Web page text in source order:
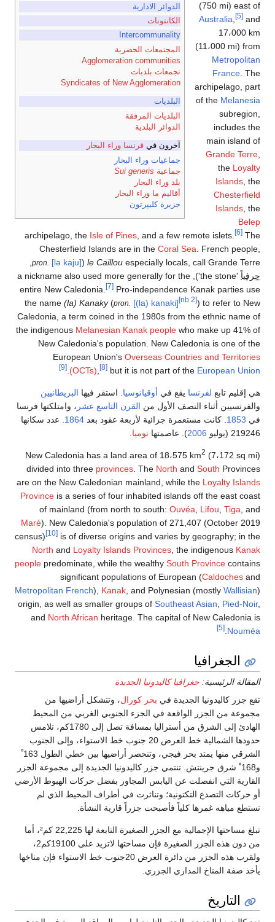
الدوائر الادارية
الكانتونات
Intercommunality
المجتمعات الحضرية
Agglomeration communities
تجمعات بلديات
Syndicates of New Agglomeration
البلديات
البلديات المرفقة
الدوائر البلدية
آخرون في فرنسا وراء البحار
جماعيات وراء البحار
جماعيةSui generis
بلد وراء البحار
أقاليم ما وراء البحار
جزيرة كليپرتون
(750 mi) east of
Australia, [5]and
17،000 km
(11،000 mi) from
Metropolitan
France . The
archipelago, part
of theMelanesia
subregion,
includes the
main island of
Grande Terre
theLoyalty
Islands , the
Chesterfield
Islands , the
Belep
archipelago, theIsle of Pines , and a few remote islets. [6]The
Chesterfield Islands are in theCoral Sea . French people,
especially locals, call Grande Terre
le Caillou
(
pron. [lə kaju]
,
حرفياً
'the stone'), a nickname also used more generally for the
entire New Caledonia.
[7]Pro-independence Kanak parties use
the name(la) Kanaky(pron. [(la) kanaki]
) to refer to New
Caledonia, a term coined in the 1980s from the ethnic name of
the indigenousMelanesian Kanak peoplewho make up 41% of
New Caledonia's population. New Caledonia is one of the
European Union'sOverseas Countries and Territories
(OCTs), [8]but it is not part of theEuropean Union
.
[9]
هي إقليم تابعلفرنسايقع في أوقيانوسيا. استقر فيهاالبريطانيين
والفرنسيين أثناء النصف الأول منالقرن التاسع عشر، وامتلكتها فرنسا
في 1853. كانت مستعمرة جزائية لأربعة عقود بعد1864. عدد سكانها
219246 (يوليو
2006). عاصمتهانوميا.
New Caledonia has a land area of 18،575 km 2(7،172 sq mi)
divided into threeprovinces . TheNorthandSouthProvinces
are on the New Caledonian mainland, while theLoyalty Islands
Provinceis a series of four inhabited islands off the east coast
of mainland (from north to south:Ouvéa ,Lifou ,Tiga , and
Maré). New Caledonia's population of 271,407 (October 2019
census)
[10]is of diverse origins and varies by geography; in the
NorthandLoyalty Islands Provinces , the indigenousKanak
peoplepredominate, while the wealthySouth Provincecontains
significant populations of European (Caldochesand
Metropolitan French),Kanak , and Polynesian (mostlyWallisian
origin, as well as smaller groups ofSoutheast Asian ,Pied-Noir
andNorth Africanheritage. The capital of New Caledonia is
Nouméa
.
[5]
الجغرافيا
المقالة الرئيسية:جغرافيا كاليدونيا الجديدة
تقع جزر كاليدونيا الجديدة في بحر كورال ، وتتشكل أراضيها من
مجموعة من الجزر الواقعة في الجزء الجنوبي الغربي من المحيط
الهادئ إلى الشرق من أستراليا بمسافة تصل إلى 1780كم، تلامس
حدودها الشمالية خط العرض 20 جنوب خط الاستواء، وإلى الجنوب
الشرقي منها يمتد بحر فيجي، وتنحصر أراضيها بين خطي الطول 163 ْ
و168 ْ شرق جرينتش. تنتمي جزر كاليدونيا الجديدة إلى مجموعة الجزر
القارية التي انفصلت عن اليابس المجاور بفضل حركات الهبوط الأرضي
أو حركات التصدع التكتونية؛ وتناثرت في أطراف المحيط الذي لم
تستطع مياهه غمرها كلياً فأصبحت جزراً قارية النشأة.
تبلغ مساحتها الإجمالية مع الجزر الصغيرة التابعة لها 22,225 كم²، أما
من دون هذه الجزر الصغيرة فإن مساحتها لاتزيد على 19100كم2،
ولقرب هذه الجزر من دائرة العرض 20جنوب خط الاستواء فإن مناخها
يأخذ صفة المناخ المداري الجزري.
التاريخ